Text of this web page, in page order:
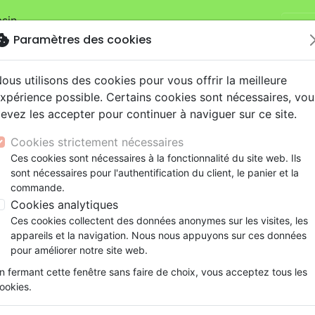
Je
sur la boutiqueLa Maison de la Bible Suisse
NouveautésBibles
Testaments
Etude biblique
NEG
Bandes dessinées
Souffrance, Relation d'aide
Santé
Événements actuels
Couple
Découverte de la foi
Souffrance, Relation d'aide
Psychologie
Adolescents, jeunes
Latino, Folk
Soul
Rap, Hip-hop
Louange, Adoration
Hardrock, Métal
animés
conférences
Films, fiction
Jeux
des yeux ? - Un livre pour toi ! - Soulève les rabats !
Pourquoi j'ai des yeux ?
Un livre pour toi ! - Soulève les
Auteur :Abbey Wedgeworth| Illustrateur
Description Détails du produit
Paramètres des cookies
utilisons des cookies pour vous offrir la meilleure
possible. Certains cookies sont nécessaires,
les accepter pour continuer à naviguer sur ce site.
Cookies strictement nécessaires
Ces cookies sont nécessaires à la fonctionnalité du site web. Ils
sont nécessaires pour l'authentification du client, le panier et la
commande.
Cookies analytiques
Ces cookies collectent des données anonymes sur les visites, les
appareils et la navigation. Nous nous appuyons sur ces données
pour améliorer notre site web.
fermant cette fenêtre sans faire de choix, vous acceptez tous les